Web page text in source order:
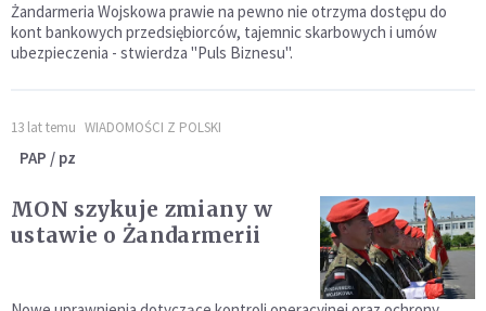
Żandarmeria Wojskowa prawie na pewno nie otrzyma dostępu do
kont bankowych przedsiębiorców, tajemnic skarbowych i umów
ubezpieczenia - stwierdza "Puls Biznesu".
13 lat temu WIADOMOŚCI Z POLSKI
PAP / pz
MON szykuje zmiany w
ustawie o Żandarmerii